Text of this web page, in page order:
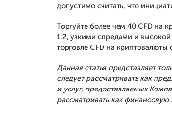
допустимо считать, что
Торгуйте более чем 40 CFD на
1:2, узкими спредами и
торговле CFD на криптовалюты
Данная статья представляет
следует рассматривать как
и услуг, предоставляемых
рассматривать как финансовую